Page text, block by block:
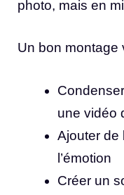
photo, mais en
Un bon montage
une vidéo
Ajouter de
l’émotion
Créer un